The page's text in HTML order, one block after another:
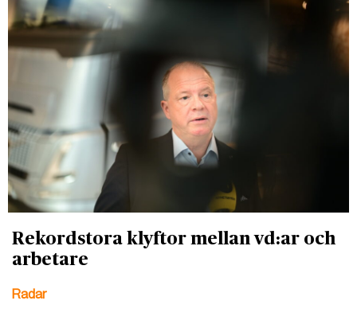
Rekordstora klyftor mellan vd:ar och
arbetare
Radar